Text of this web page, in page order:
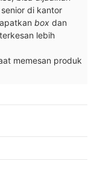
di kantor
box dan
lebih
memesan produk